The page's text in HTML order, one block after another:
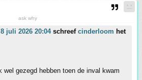
ask why
juli 2026 20:04schreef cinderloom het
wel gezegd hebben toen de inval kwam